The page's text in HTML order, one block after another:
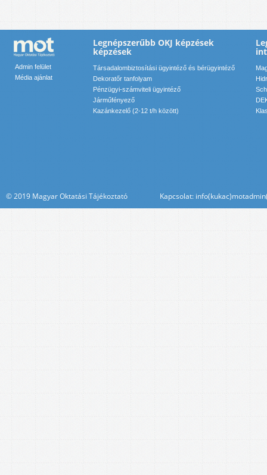
Admin felület
Média ajánlat
Legnépszerűbb OKJ képzések
képzések
Társadalombiztosítási ügyintéző és bérügyintéző
Dekoratőr tanfolyam
Pénzügyi-számviteli ügyintéző
Járműfényező
Kazánkezelő (2-12 t/h között)
© 2019 Magyar Oktatási Tájékoztató Kapcsolat: